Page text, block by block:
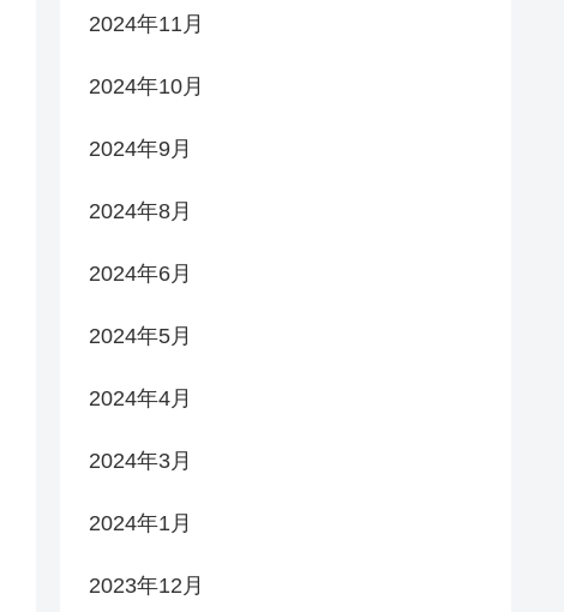
2024年11月
2024年10月
2024年9月
2024年8月
2024年6月
2024年5月
2024年4月
2024年3月
2024年1月
2023年12月